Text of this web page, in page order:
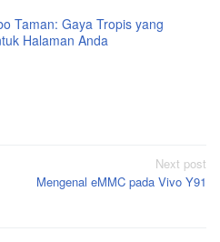
Taman: Gaya Tropis yang
Halaman Anda
Next post
Mengenal eMMC pada Vivo Y91